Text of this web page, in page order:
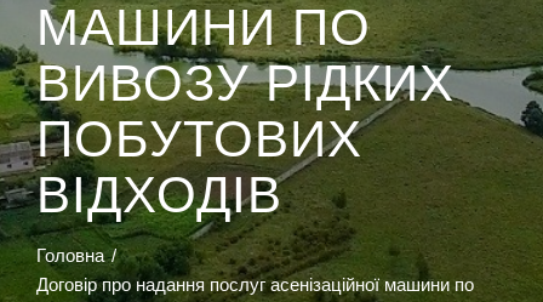
МАШИНИ ПО
ВИВОЗУ РІДКИХ
ПОБУТОВИХ
ВІДХОДІВ
Головна
Договір про надання послуг асенізаційної машини по